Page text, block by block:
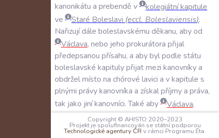
kanonikátu a prebendě v kolegiátníkapitule
ve
Staré Boleslavi (eccl. Boleslaviensis).
Nařizujídále boleslavskému děkanu, abyod
Václava, nebo jeho prokurátora přijal
předepsanou přísahu, a abybylpodle státu
boleslavské kapitulypřijatmezi kanovníkya
obdrželmísto na chórové lavici a vkapitule s
plnými právykanovníka a získalpříjmya práva,
tak jako jiníkanovníci.Také aby Václava,
nebojehoprokurátoraděkannebojinýkněz
uvedlvreálné držení řečeného kanovnictvía
Copyright © AHISTO 2020–2023
Projekt je spolufinancován se státní podporou
Technologické agentury ČR v rámci Programu Éta.